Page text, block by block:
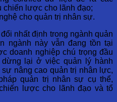
chiến lược cho lãnh đạo;
cho quản trị nhân sự.
nhất định trong ngành quản
ngành này vẫn đang tồn tại
doanh nghiệp chú trọng đầu
lại ở việc quản lý hành
nâng cao quản trị nhân lực,
quản trị nhân sự cụ thể,
lược cho lãnh đạo và tổ